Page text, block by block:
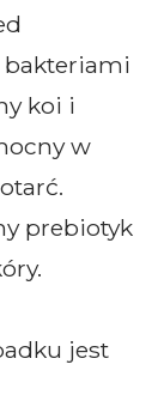
koi i
w
prebiotyk
jest